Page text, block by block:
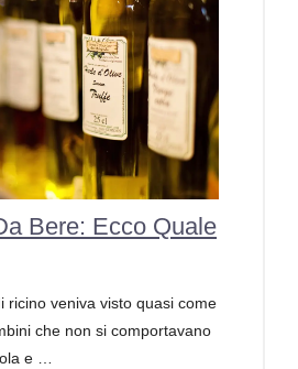
Bere: Ecco Quale
ricino veniva visto quasi come
che non si comportavano
e …